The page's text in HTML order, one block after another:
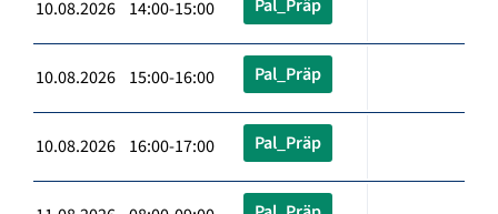
10.08.2026 14:00-15:00 Pal_Präp
10.08.2026 15:00-16:00 Pal_Präp
10.08.2026 16:00-17:00 Pal_Präp